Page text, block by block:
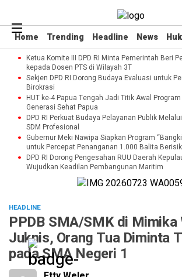
Home Trending Headline News
Ketua Komite III DPD RI Minta Pemerintah Beri
kepada Dosen PTS di Wilayah 3T
Sekjen DPD RI Dorong Budaya Evaluasi untuk
Birokrasi
HUT ke-4 Papua Tengah Jadi Titik Awal
Generasi Sehat Papua
DPD RI Perkuat Budaya Pelayanan Publik
SDM Profesional
Gubernur Meki Nawipa Siapkan Program
untuk Percepat Penanganan 1.000 Balita
DPD RI Dorong Pengesahan RUU Daerah
Wujudkan Keadilan Pembangunan Maritim
HEADLINE
PPDB SMA/SMK di
Juknis, Orang Tua Diminta
pada SMA Negeri 1